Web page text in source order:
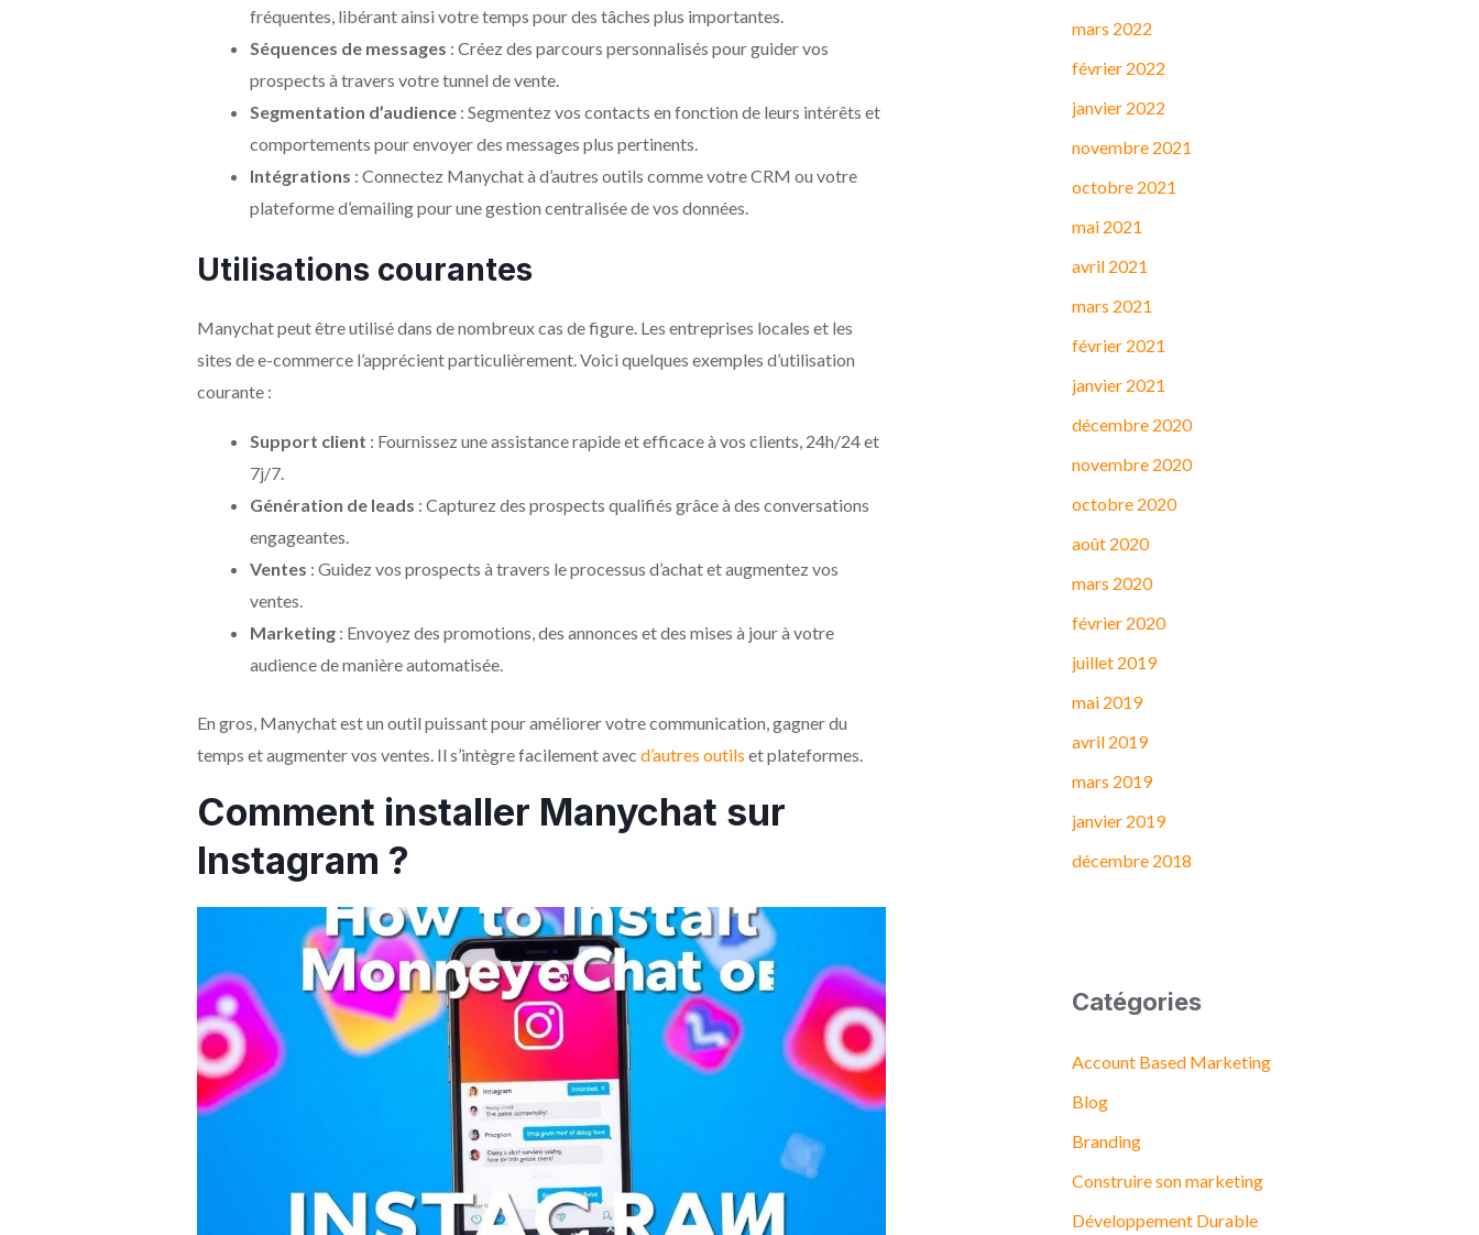
fréquentes, libérant ainsi votre temps pour des tâches plus importantes.
Séquences de messages : Créez des parcours personnalisés pour guider vos
prospects à travers votre tunnel de vente.
Segmentation d’audience: Segmentez vos contacts en fonction de leurs intérêts et
comportements pour envoyer des messages plus pertinents.
Intégrations : Connectez Manychat à d’autres outils comme votre CRM ou votre
plateforme d’emailing pour une gestion centralisée de vos données.
Utilisations courantes
Manychat peut être utilisé dans de nombreux cas de figure. Les entreprises locales et les
sites de e-commerce l’apprécient particulièrement. Voici quelques exemples d’utilisation
courante :
Support client : Fournissez une assistance rapide et efficace à vos clients, 24h/24 et
7j/7.
Génération de leads : Capturez des prospects qualifiés grâce à des conversations
engageantes.
Ventes : Guidez vos prospects à travers le processus d’achat et augmentez vos
ventes.
Marketing: Envoyez des promotions, des annonces et des mises à jour à votre
audience de manière automatisée.
En gros, Manychat est un outil puissant pour améliorer votre communication, gagner du
temps et augmenter vos ventes. Il s’intègre facilement avec d’autres outils et plateformes.
Comment installer Manychat sur
Instagram ?
mars 2022
février 2022
janvier 2022
novembre 2021
octobre 2021
mai 2021
avril 2021
mars 2021
février 2021
janvier 2021
décembre 2020
novembre 2020
octobre 2020
août 2020
mars 2020
février 2020
juillet 2019
mai 2019
avril 2019
mars 2019
janvier 2019
décembre 2018
Catégories
Account Based Marketing
Blog
Branding
Construire son marketing
Développement Durable